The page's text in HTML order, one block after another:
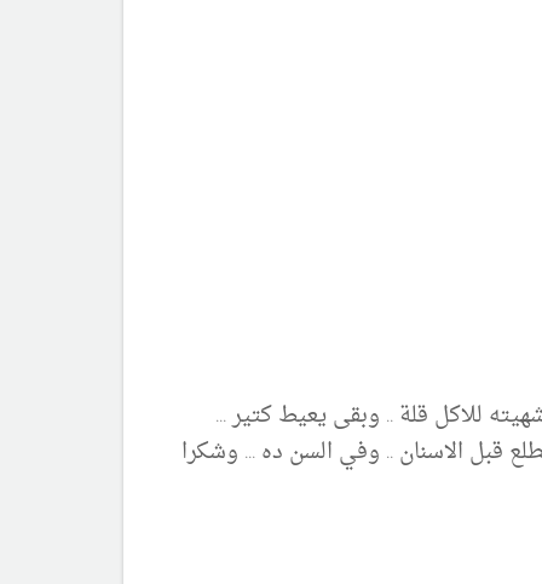
للاكل قلة .. وبقى يعيط كتير ...
قبل الاسنان .. وفي السن ده ... وشكرا